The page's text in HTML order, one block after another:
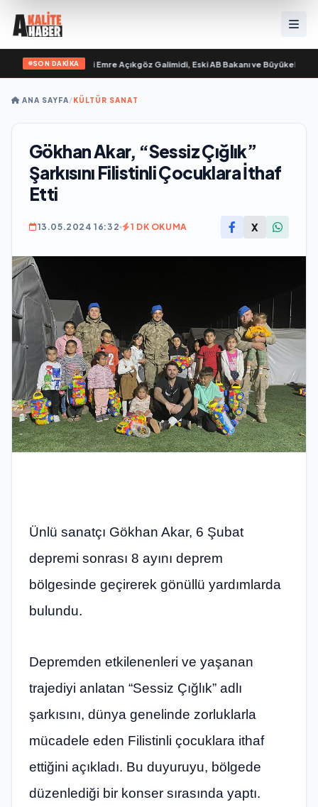
SON DAKİKA
“ yayımlandı• Ali Emre Açıkgöz Galimidi, Eski AB Bakanı ve Büyükelçi
ANA SAYFA/KÜLTÜR SANAT
Gökhan Akar, “Sessiz Çığlık”
Şarkısını Filistinli Çocuklara İthaf
Etti
13.05.2024 16:32 1 DK OKUMA X
Ünlü sanatçı Gökhan Akar, 6 Şubat
depremi sonrası 8 ayını deprem
bölgesinde geçirerek gönüllü yardımlarda
bulundu.
Depremden etkilenenleri ve yaşanan
trajediyi anlatan “Sessiz Çığlık” adlı
şarkısını, dünya genelinde zorluklarla
mücadele eden Filistinli çocuklara ithaf
ettiğini açıkladı. Bu duyuruyu, bölgede
düzenlediği bir konser sırasında yaptı.